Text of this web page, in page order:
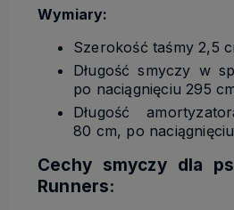
Wymiary:
Szerokość taśmy 2,5
Długość smyczy w
po naciągnięciu 295
Długość
80 cm, po
Cechy smyczy dla
Runners: